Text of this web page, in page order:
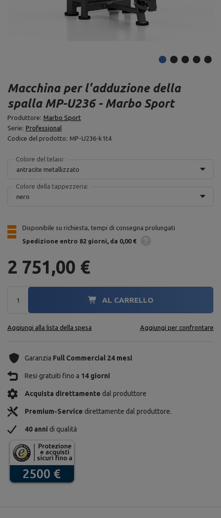
Macchina per l'adduzione della
spalla MP-U236 - Marbo Sport
Produttore: Marbo Sport
Serie: Professional
Codice del prodotto: MP-U236-k1t4
Colore del telaio:
antracite metallizzato
Colore della tappezzeria:
nero
Disponibile su richiesta, tempi di consegna prolungati
Spedizione entro 82 giorni da 0,00 €
2 751,00 €
AL CARRELLO
Aggiungi alla lista della spesa Aggiungi per confrontare
Garanzia Full Commercial 24 mesi
Resi gratuiti fino a 14 giorni
Acquista direttamente dal produttore
Premium-Service direttamente dal produttore.
40 anni di qualità